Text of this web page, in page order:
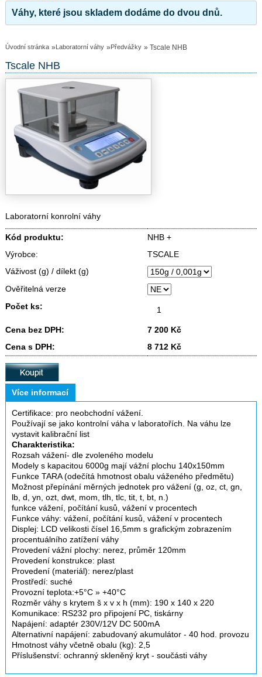
Váhy, které jsou skladem dodáme do dvou dnů.
Úvodní stránka »Laboratorní váhy »Předvážky » Tscale NHB
Tscale NHB
Laboratorní konrolní váhy
Kód produktu:
NHB +
Výrobce:
TSCALE
Váživost (g) / dílekt (g)
Ověřitelná verze
Počet ks:
Cena bez DPH:
7 200 Kč
Cena s DPH:
8 712 Kč
Více informací
Certifikace: pro neobchodní vážení.
Používají se jako kontrolní váha v laboratořích. Na váhu lze
vystavit kalibrační list
Charakteristika:
Rozsah vážení- dle zvoleného modelu
Modely s kapacitou 6000g mají vážní plochu 140x150mm
Funkce TARA (odečítá hmotnost obalu váženého předmětu)
Možnost přepínání měrných jednotek pro vážení (g, oz, ct, gn,
lb, d, yn, ozt, dwt, mom, tlh, tlc, tit, t, bt, n.)
funkce vážení, počítání kusů, vážení v procentech
Funkce váhy: vážení, počítání kusů, vážení v procentech
Displej: LCD velikosti čísel 16,5mm s grafickým zobrazením
procentuálního zatížení váhy
Provedení vážní plochy: nerez, průměr 120mm
Provedení konstrukce: plast
Provedení (materiál): nerez/plast
Prostředí: suché
Provozní teplota:+5°C » +40°C
Rozměr váhy s krytem š x v x h (mm): 190 x 140 x 220
Komunikace: RS232 pro připojení PC, tiskárny
Napájení: adaptér 230V/12V DC 500mA
Alternativní napájení: zabudovaný akumulátor - 40 hod. provozu
Hmotnost váhy včetně obalu (kg): 2,5
Příslušenství: ochranný skleněný kryt - součásti váhy